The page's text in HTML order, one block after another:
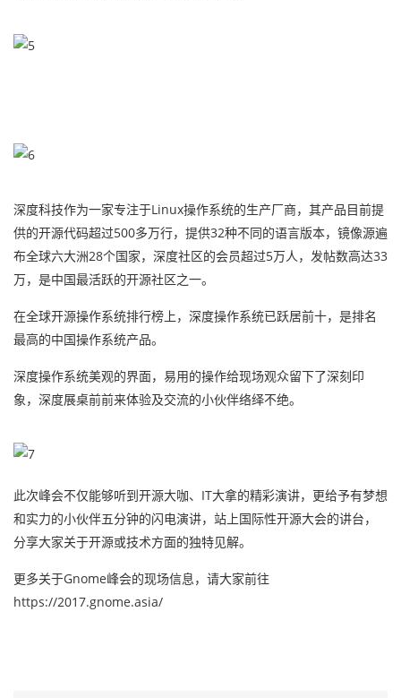
深度科技作为一家专注于Linux操作系统的生产厂商，其产品目前提
供的开源代码超过500多万行，提供32种不同的语言版本，镜像源遍
布全球六大洲28个国家，深度社区的会员超过5万人，发帖数高达33
万，是中国最活跃的开源社区之一。
在全球开源操作系统排行榜上，深度操作系统已跃居前十，是排名
最高的中国操作系统产品。
深度操作系统美观的界面，易用的操作给现场观众留下了深刻印
象，深度展桌前前来体验及交流的小伙伴络绎不绝。
此次峰会不仅能够听到开源大咖、IT大拿的精彩演讲，更给予有梦想
和实力的小伙伴五分钟的闪电演讲，站上国际性开源大会的讲台，
分享大家关于开源或技术方面的独特见解。
更多关于Gnome峰会的现场信息，请大家前往
https://2017.gnome.asia/